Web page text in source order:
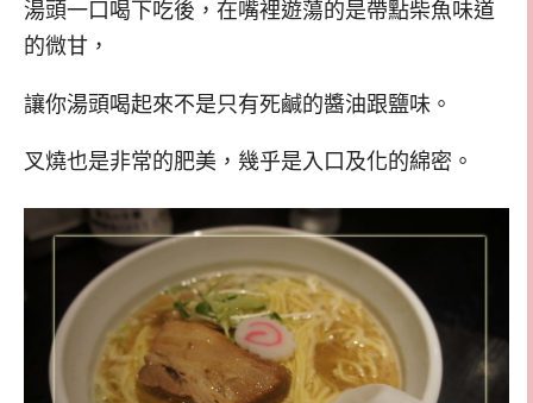
湯頭一口喝下吃後，在嘴裡遊蕩的是帶點柴魚味道
的微甘，
讓你湯頭喝起來不是只有死鹹的醬油跟鹽味。
叉燒也是非常的肥美，幾乎是入口及化的綿密。